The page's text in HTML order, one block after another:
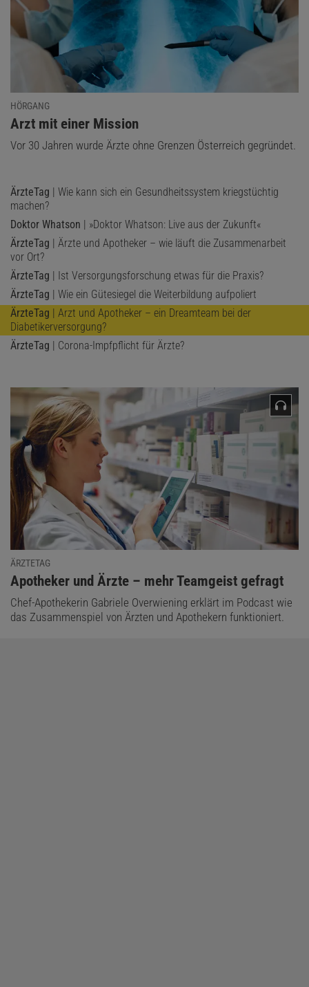
HÖRGANG
:
Arzt mit einer Mission
Vor 30 Jahren wurde Ärzte ohne Grenzen Österreich gegründet.
ÄrzteTag | Wie kann sich ein Gesundheitssystem kriegstüchtig
machen?
Doktor Whatson | »Doktor Whatson: Live aus der Zukunft«
ÄrzteTag | Ärzte und Apotheker – wie läuft die Zusammenarbeit
vor Ort?
ÄrzteTag | Ist Versorgungsforschung etwas für die Praxis?
ÄrzteTag | Wie ein Gütesiegel die Weiterbildung aufpoliert
ÄrzteTag | Arzt und Apotheker – ein Dreamteam bei der
Diabetikerversorgung?
ÄrzteTag | Corona-Impfpflicht für Ärzte?
ÄRZTETAG
:
Apotheker und Ärzte – mehr Teamgeist gefragt
Chef-Apothekerin Gabriele Overwiening erklärt im Podcast wie
das Zusammenspiel von Ärzten und Apothekern funktioniert.